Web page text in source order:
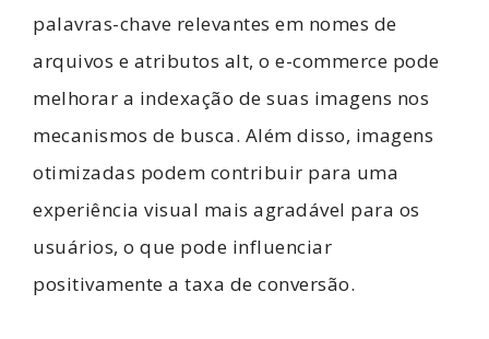
palavras-chave relevantes em nomes de
arquivos e atributos alt, o e-commerce pode
melhorar a indexação de suas imagens nos
mecanismos de busca. Além disso, imagens
otimizadas podem contribuir para uma
experiência visual mais agradável para os
usuários, o que pode influenciar
positivamente a taxa de conversão.